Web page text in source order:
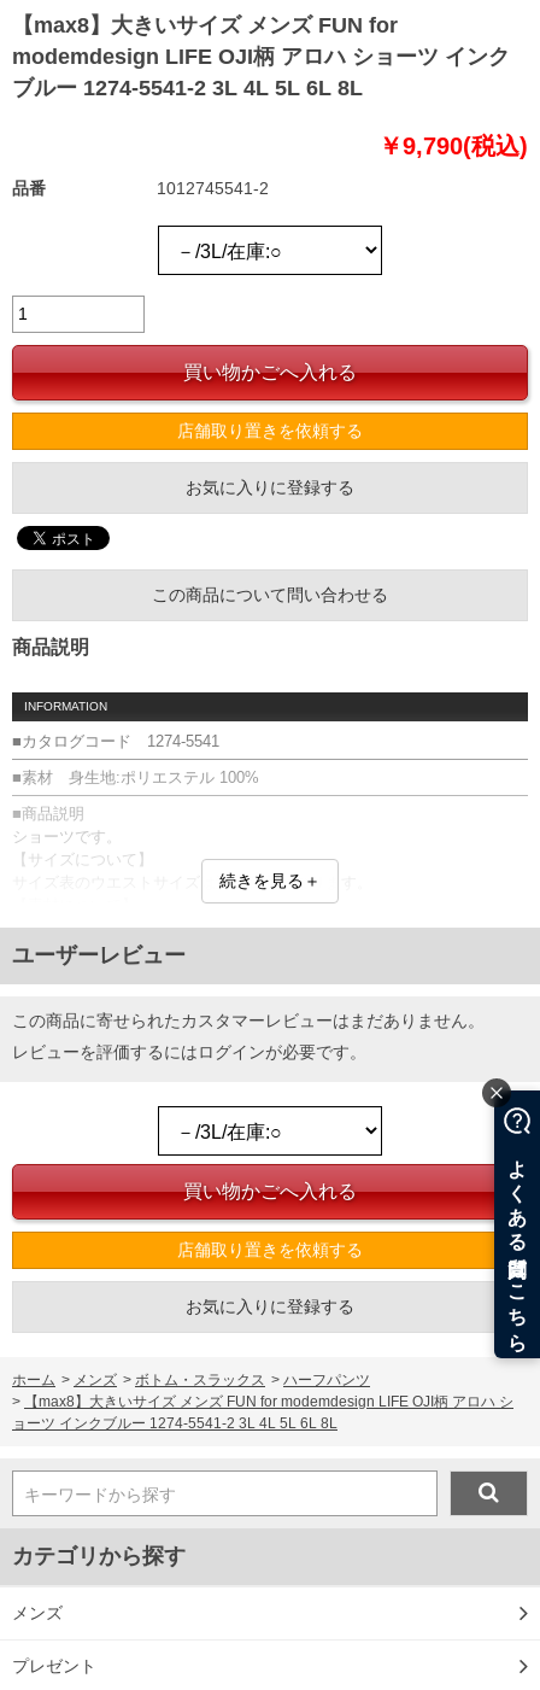
【max8】大きいサイズ メンズ FUN for
modemdesign LIFE OJI柄 アロハ ショーツ インク
ブルー 1274-5541-2 3L 4L 5L 6L 8L
￥9,790(税込)
品番 1012745541-2
店舗取り置きを依頼する
お気に入りに登録する
この商品について問い合わせる
商品説明
INFORMATION
■カタログコード 1274-5541
■素材 身生地:ポリエステル 100%
■商品説明
ショーツです。
【サイズについて】
サイズ表のウエストサイズは適応範囲となります。
つるっとした手触りのポリエステル素材。
前閉じ／サイド・バックポケット／ウエストシャーリング(調節ひも有)／
って画像と配置が異なる場合があります。
■サイズ表
3L/95～110/30/41/130/64
6L/125～140/31/48/160/71
8L/145～160/31/53/180/75
単位はcm
返品交換希望の方は、商品到着後1週間以内にご連絡ください。
下着(肌着)やワイシャツは商品の性質上、返品交換不可とさせて頂いております。予め
備考欄に股下●cmとご記入下さい。（裾上げ無料対象商品は1本につき税込6,000円以
上の品が対象。1本5,999円以下の商品は有料（500円+税）となります。）
出荷まで約1週間～20日間程お時間を頂く場合がございます。
ください。
※当店での掲載商品は、実店鋪と在庫を共用しておりますので店頭での売り違い、店
舗からのお取り寄せ等により、お客様にご迷惑をお掛けしてしまう場合がございま
す。そのようなことがない様最大限に努めておりますが、もしあった場合速やかにご
続きを見る＋
ユーザーレビュー
この商品に寄せられたカスタマーレビューはまだありません。
レビューを評価するにはログインが必要です。
店舗取り置きを依頼する
お気に入りに登録する
ホーム > メンズ > ボトム・スラックス > ハーフパンツ
>
【max8】大きいサイズ メンズ FUN for modemdesign LIFE OJI柄 アロハ シ
ョーツ インクブルー 1274-5541-2 3L 4L 5L 6L 8L
キーワードから探す
カテゴリから探す
メンズ
プレゼント